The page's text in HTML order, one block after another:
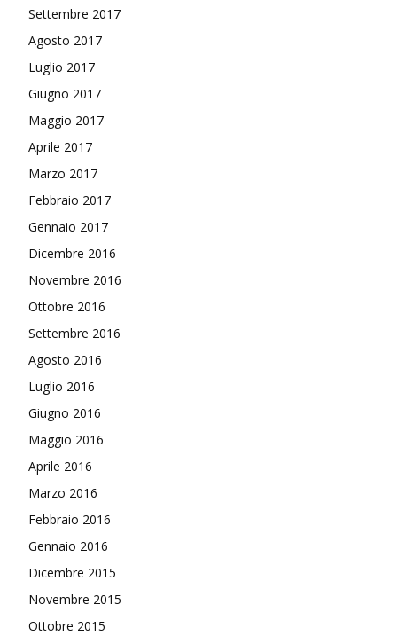
Settembre 2017
Agosto 2017
Luglio 2017
Giugno 2017
Maggio 2017
Aprile 2017
Marzo 2017
Febbraio 2017
Gennaio 2017
Dicembre 2016
Novembre 2016
Ottobre 2016
Settembre 2016
Agosto 2016
Luglio 2016
Giugno 2016
Maggio 2016
Aprile 2016
Marzo 2016
Febbraio 2016
Gennaio 2016
Dicembre 2015
Novembre 2015
Ottobre 2015